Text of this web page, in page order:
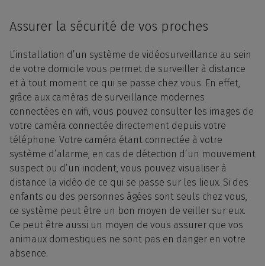
Assurer la sécurité de vos proches
L’installation d’un système de vidéosurveillance au sein
de votre domicile vous permet de surveiller à distance
et à tout moment ce qui se passe chez vous. En effet,
grâce aux caméras de surveillance modernes
connectées en wifi, vous pouvez consulter les images de
votre caméra connectée directement depuis votre
téléphone. Votre caméra étant connectée à votre
système d’alarme, en cas de détection d’un mouvement
suspect ou d’un incident, vous pouvez visualiser à
distance la vidéo de ce qui se passe sur les lieux. Si des
enfants ou des personnes âgées sont seuls chez vous,
ce système peut être un bon moyen de veiller sur eux.
Ce peut être aussi un moyen de vous assurer que vos
animaux domestiques ne sont pas en danger en votre
absence.